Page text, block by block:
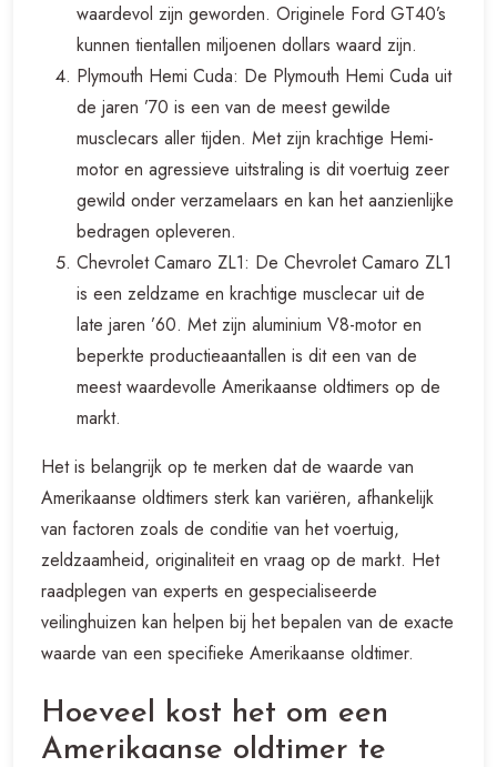
waardevol zijn geworden. Originele Ford GT40’s
kunnen tientallen miljoenen dollars waard zijn.
Plymouth Hemi Cuda: De Plymouth Hemi Cuda uit
de jaren ’70 is een van de meest gewilde
musclecars aller tijden. Met zijn krachtige Hemi-
motor en agressieve uitstraling is dit voertuig zeer
gewild onder verzamelaars en kan het aanzienlijke
bedragen opleveren.
Chevrolet Camaro ZL1: De Chevrolet Camaro ZL1
is een zeldzame en krachtige musclecar uit de
late jaren ’60. Met zijn aluminium V8-motor en
beperkte productieaantallen is dit een van de
meest waardevolle Amerikaanse oldtimers op de
markt.
Het is belangrijk op te merken dat de waarde van
Amerikaanse oldtimers sterk kan variëren, afhankelijk
van factoren zoals de conditie van het voertuig,
zeldzaamheid, originaliteit en vraag op de markt. Het
raadplegen van experts en gespecialiseerde
veilinghuizen kan helpen bij het bepalen van de exacte
waarde van een specifieke Amerikaanse oldtimer.
Hoeveel kost het om een
Amerikaanse oldtimer te